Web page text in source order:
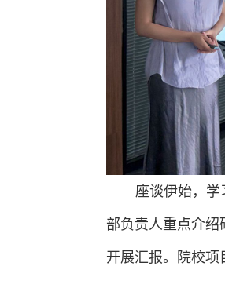
座谈伊始，
部负责人重点介
开展汇报。院校